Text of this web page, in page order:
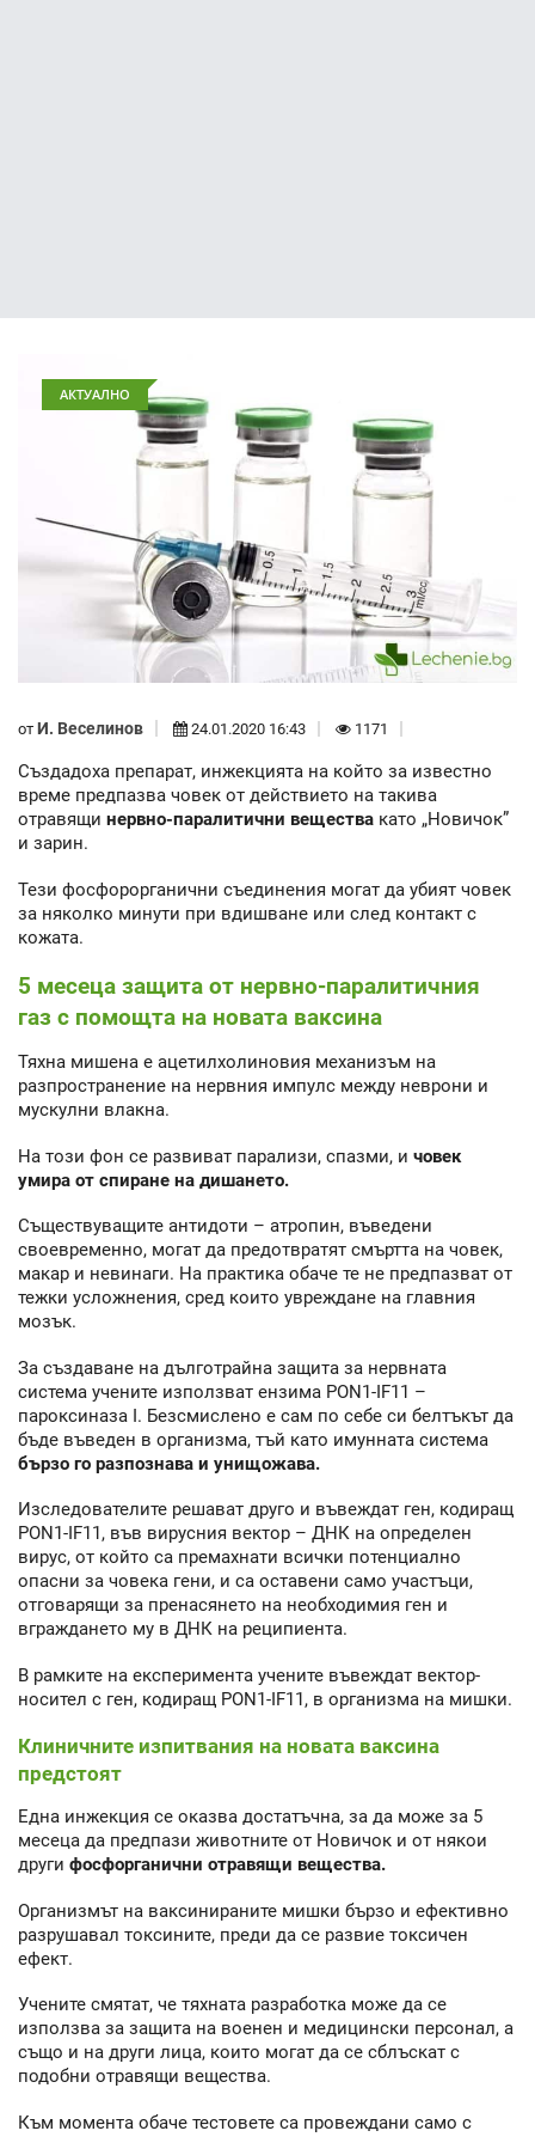
АКТУАЛНО
от И. Веселинов 24.01.2020 16:43 1171
Създадоха препарат, инжекцията на който за известно
време предпазва човек от действието на такива
отравящи нервно-паралитични вещества като „Новичок”
и зарин.
Тези фосфорорганични съединения могат да убият човек
за няколко минути при вдишване или след контакт с
кожата.
5 месеца защита от нервно-паралитичния
газ с помощта на новата ваксина
Тяхна мишена е ацетилхолиновия механизъм на
разпространение на нервния импулс между неврони и
мускулни влакна.
На този фон се развиват парализи, спазми, и човек
умира от спиране на дишането.
Съществуващите антидоти – атропин, въведени
своевременно, могат да предотвратят смъртта на човек,
макар и невинаги. На практика обаче те не предпазват от
тежки усложнения, сред които увреждане на главния
мозък.
За създаване на дълготрайна защита за нервната
система учените използват ензима PON1-IF11 –
пароксиназа I. Безсмислено е сам по себе си белтъкът да
бъде въведен в организма, тъй като имунната система
бързо го разпознава и унищожава.
Изследователите решават друго и въвеждат ген, кодиращ
PON1-IF11, във вирусния вектор – ДНК на определен
вирус, от който са премахнати всички потенциално
опасни за човека гени, и са оставени само участъци,
отговарящи за пренасянето на необходимия ген и
вграждането му в ДНК на реципиента.
В рамките на експеримента учените въвеждат вектор-
носител с ген, кодиращ PON1-IF11, в организма на мишки.
Клиничните изпитвания на новата ваксина
предстоят
Една инжекция се оказва достатъчна, за да може за 5
месеца да предпази животните от Новичок и от някои
други фосфорганични отравящи вещества.
Организмът на ваксинираните мишки бързо и ефективно
разрушавал токсините, преди да се развие токсичен
ефект.
Учените смятат, че тяхната разработка може да се
използва за защита на военен и медицински персонал, а
също и на други лица, които могат да се сблъскат с
подобни отравящи вещества.
Към момента обаче тестовете са провеждани само с